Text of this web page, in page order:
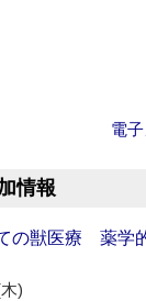
電
情報
の獣医療 薬学
)